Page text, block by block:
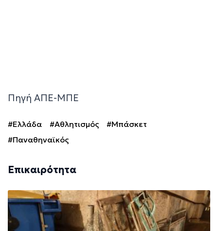
Πηγή ΑΠΕ-ΜΠΕ
#Ελλάδα #Αθλητισμός
#Μπάσκετ
#Παναθηναϊκός
Επικαιρότητα